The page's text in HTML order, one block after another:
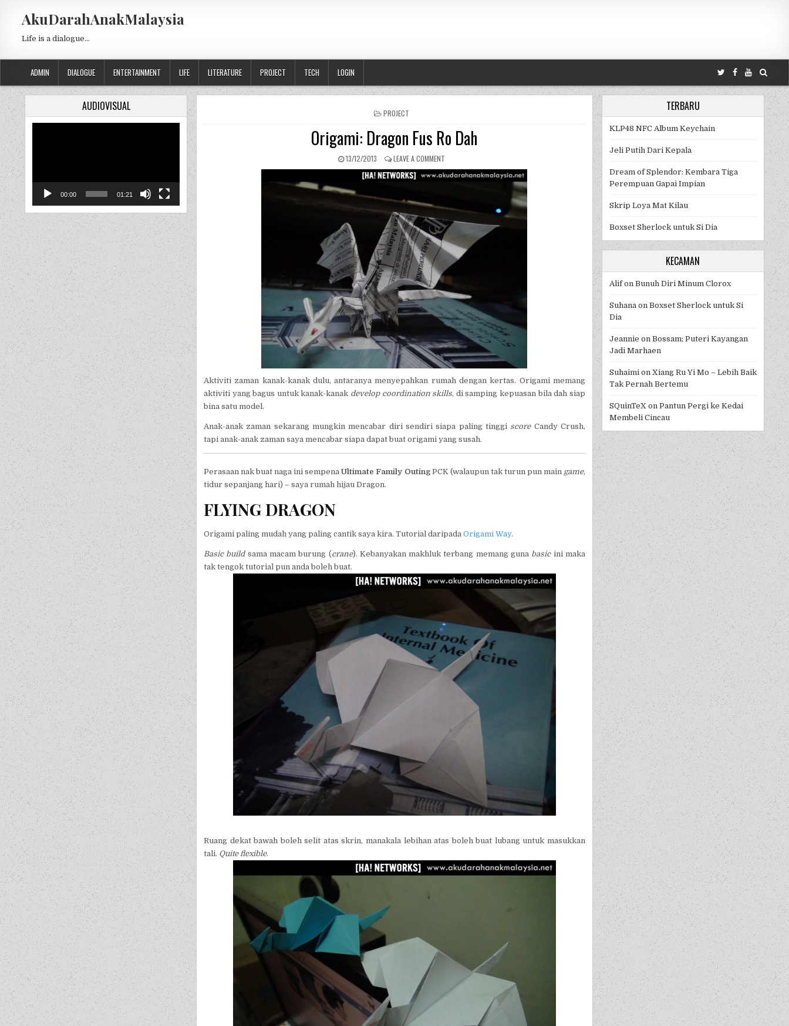
AkuDarahAnakMalaysia
Life is a dialogue…
ADMIN DIALOGUE ENTERTAINMENT LIFE LITERATURE PROJECT TECH LOGIN
POSTED IN
PROJECT
Origami: Dragon Fus Ro Dah
PUBLISHED DATE:
13/12/2013 LEAVE A COMMENTON ORIGAMI: DRAGON FUS RO DAH
Aktiviti zaman kanak-kanak dulu, antaranya menyepahkan rumah dengan kertas. Origami memang
aktiviti yang bagus untuk kanak-kanak develop coordination skills, di samping kepuasan bila dah siap
bina satu model.
Anak-anak zaman sekarang mungkin mencabar diri sendiri siapa paling tinggi scoreCandy Crush,
tapi anak-anak zaman saya mencabar siapa dapat buat origami yang susah.
Perasaan nak buat naga ini sempenaUltimate Family OutingPCK (walaupun tak turun pun main game,
tidur sepanjang hari) – saya rumah hijau Dragon.
FLYING DRAGON
Origami paling mudah yang paling cantik saya kira. Tutorial daripadaOrigami Way.
Basic buildsama macam burung (crane). Kebanyakan makhluk terbang memang guna basicini maka
tak tengok tutorial pun anda boleh buat.
Ruang dekat bawah boleh selit atas skrin, manakala lebihan atas boleh buat lubang untuk masukkan
tali. Quite flexible.
AUDIOVISUAL
00:00 01:21
TERBARU
KLP48 NFC Album Keychain
Jeli Putih Dari Kepala
Dream of Splendor: Kembara Tiga
Perempuan Gapai Impian
Skrip Loya Mat Kilau
Boxset Sherlock untuk Si Dia
KECAMAN
Alifon Bunuh Diri Minum Clorox
Suhanaon Boxset Sherlock untuk Si
Dia
Jeannie on Bossam; Puteri Kayangan
Jadi Marhaen
Suhaimion Xiang Ru Yi Mo – Lebih Baik
Tak Pernah Bertemu
SQuinTeXon Pantun Pergi ke Kedai
Membeli Cincau